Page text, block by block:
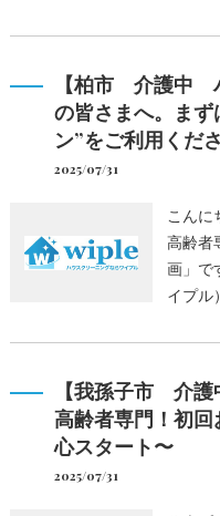
【柏市 介護中
の皆さまへ。ま
ン”をご利用くだ
2025/07/31
こんに
高齢者
画」で
イプル
【我孫子市 介
高齢者専門！初
心スタート〜
2025/07/31